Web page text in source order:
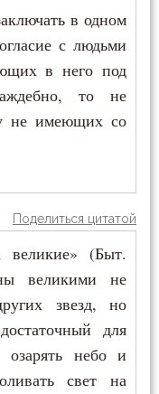
в одном
с людьми
в него под
то не
не имеющих со
Поделиться цитатой
великие» (Быт.
великими не
звезд, но
для
небо и
свет на